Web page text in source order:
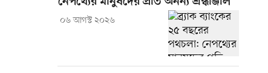
০৬ আগস্ট ২০২৬